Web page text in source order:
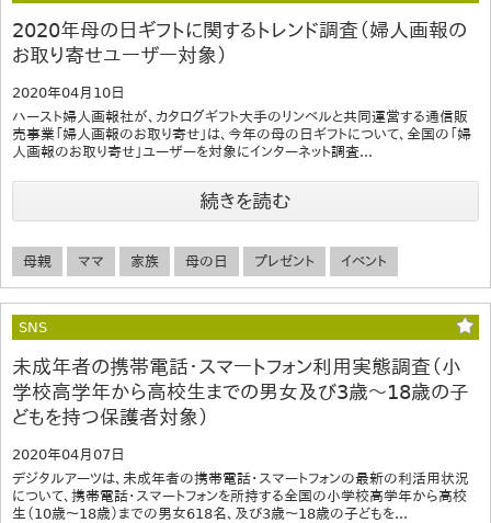
2020年母の日ギフトに関するトレンド調査（婦人画報の
お取り寄せユーザー対象）
2020年04月10日
ハースト婦人画報社が、カタログギフト大手のリンベルと共同運営する通信販
売事業「婦人画報のお取り寄せ」は、今年の母の日ギフトについて、全国の「婦
人画報のお取り寄せ」ユーザーを対象にインターネット調査...
続きを読む
母親 ママ 家族 母の日 プレゼント イベント
SNS
未成年者の携帯電話・スマートフォン利用実態調査（小
学校高学年から高校生までの男女及び3歳～18歳の子
どもを持つ保護者対象）
2020年04月07日
デジタルアーツは、未成年者の携帯電話・スマートフォンの最新の利活用状況
について、携帯電話・スマートフォンを所持する全国の小学校高学年から高校
生（10歳～18歳）までの男女618名、及び3歳～18歳の子どもを...